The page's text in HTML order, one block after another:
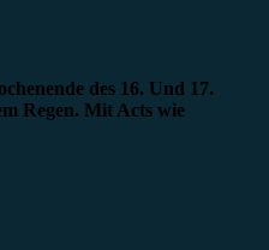
des 16. Und 17.
Regen. Mit Acts wie